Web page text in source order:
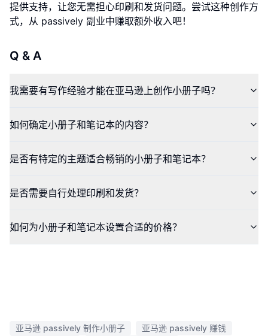
提供支持，让您无需担心印刷和发货问题。尝试这种创作方
式，从 passively 副业中赚取额外收入吧！
Q & A
我需要有写作经验才能在亚马逊上创作小册子吗？
如何确定小册子和笔记本的内容？
是否有特定的主题适合畅销的小册子和笔记本？
是否需要自行处理印刷和发货？
如何为小册子和笔记本设置合适的价格？
亚马逊 passively 制作小册子
亚马逊 passively 赚钱